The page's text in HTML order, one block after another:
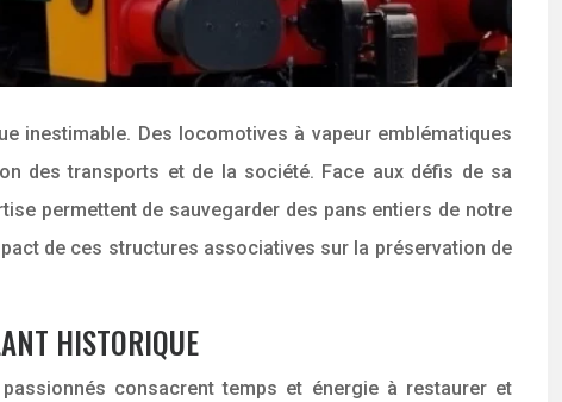
inestimable. Des locomotives à vapeur emblématiques
des transports et de la société. Face aux défis de sa
permettent de sauvegarder des pans entiers de notre
de ces structures associatives sur la préservation de
HISTORIQUE
consacrent temps et énergie à restaurer et